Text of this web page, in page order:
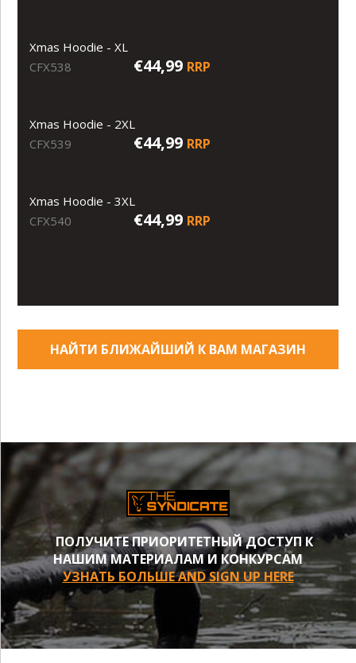
Xmas Hoodie - XL
CFX538
€44,99 RRP
Xmas Hoodie - 2XL
CFX539
€44,99 RRP
Xmas Hoodie - 3XL
CFX540
€44,99 RRP
НАЙТИ БЛИЖАЙШИЙ К ВАМ МАГАЗИН
ПОЛУЧИТЕ ПРИОРИТЕТНЫЙ ДОСТУП К
НАШИМ МАТЕРИАЛАМ И КОНКУРСАМ
УЗНАТЬ БОЛЬШЕ AND SIGN UP HERE